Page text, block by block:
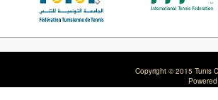
Copyright © 2015 Tunis